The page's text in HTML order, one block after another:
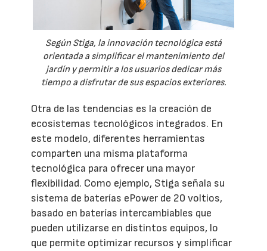
Según Stiga, la innovación tecnológica está
orientada a simplificar el mantenimiento del
jardín y permitir a los usuarios dedicar más
tiempo a disfrutar de sus espacios exteriores.
Otra de las tendencias es la creación de
ecosistemas tecnológicos integrados. En
este modelo, diferentes herramientas
comparten una misma plataforma
tecnológica para ofrecer una mayor
flexibilidad. Como ejemplo, Stiga señala su
sistema de baterías ePower de 20 voltios,
basado en baterías intercambiables que
pueden utilizarse en distintos equipos, lo
que permite optimizar recursos y simplificar